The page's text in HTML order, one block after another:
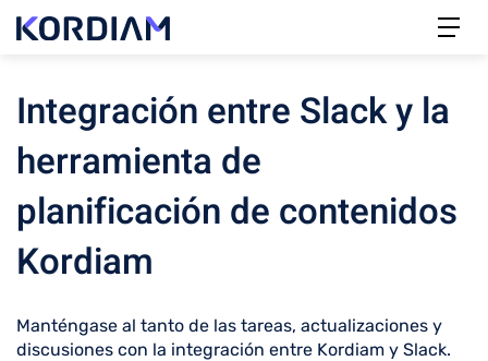
Integración entre Slack y la
herramienta de
planificación de contenidos
Kordiam
Manténgase al tanto de las tareas, actualizaciones y
discusiones con la integración entre Kordiam y Slack.